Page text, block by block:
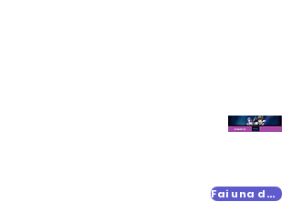
Fai una donazione